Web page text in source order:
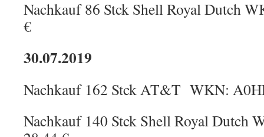
Nachkauf 86 Stck Shell Royal Dutch
€
30.07.2019
Nachkauf 162 Stck AT&T WKN:
Nachkauf 140 Stck Shell Royal